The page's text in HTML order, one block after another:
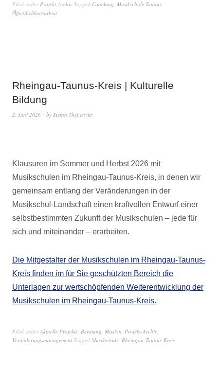
Filed underProjekt-Archiv Tagged Coaching, Musikschule Taunus,
Öffentlichkeitsarbeit
Rheingau-Taunus-Kreis | Kulturelle
Bildung
2. Juni 2026 by Stefan Theßenvitz
Klausuren im Sommer und Herbst 2026 mit
Musikschulen im Rheingau-Taunus-Kreis, in denen wir
gemeinsam entlang der Veränderungen in der
Musikschul-Landschaft einen kraftvollen Entwurf einer
selbstbestimmten Zukunft der Musikschulen – jede für
sich und miteinander – erarbeiten.
Die Mitgestalter der Musikschulen im Rheingau-Taunus-
Kreis finden im für Sie geschützten Bereich die
Unterlagen zur wertschöpfenden Weiterentwicklung der
Musikschulen im Rheingau-Taunus-Kreis.
Filed underAktuelle Projekte, Beratung, Mission, Projekt-Archiv,
Veränderungsmanagement Tagged Musikschule, Rheingau-Taunus-Kreis